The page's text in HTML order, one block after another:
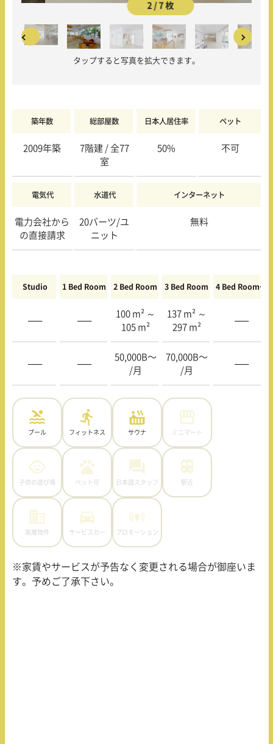
2 / 7 枚
タップすると写真を拡大できます。
築年数 総部屋数 日本人居住率 ペット
2009年築
7階建 / 全77
室
50% 不可
電気代 水道代 インターネット
電力会社から
の直接請求
20バーツ/ユ
ニット
無料
Studio 1 Bed Room 2 Bed Room 3 Bed Room 4 Bed Room〜
—– —–
100 m² ～
105 m²
137 m² ～
297 m²
—–
—– —–
50,000B〜
/月
70,000B〜
/月
—–
プール フィットネス サウナ ミニマート
子供の遊び場 ペット可 日本語スタッフ 駅近
高層物件 サービスカー プロモーション
※家賃やサービスが予告なく変更される場合が御座いま
す。予めご了承下さい。